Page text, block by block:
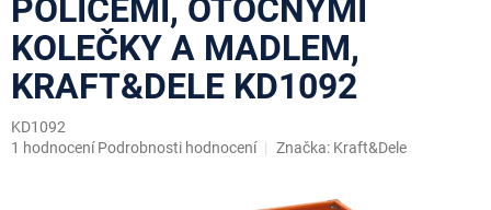
POLICEMI, OTOČNÝMI
KOLEČKY A MADLEM,
KRAFT&DELE KD1092
KD1092
Průměrné
1 hodnocení Podrobnosti hodnocení Značka: Kraft&Dele